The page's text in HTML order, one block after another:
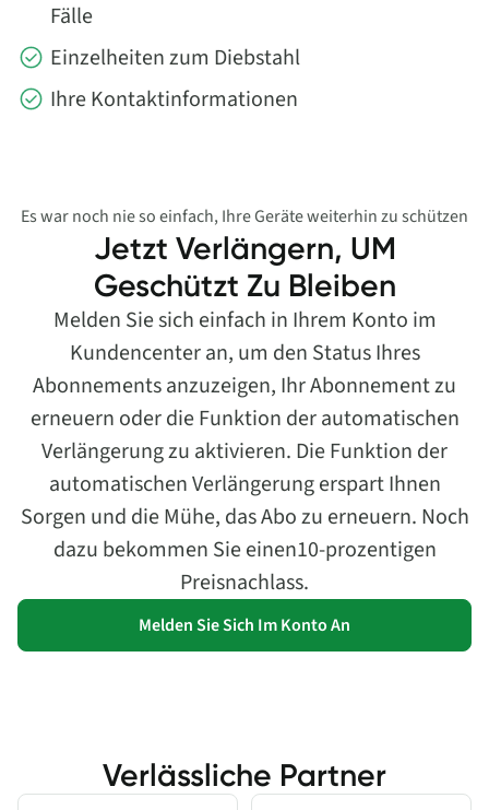
Fälle
Einzelheiten zum Diebstahl
Ihre Kontaktinformationen
Jetzt Verlängern, UM
Geschützt Zu Bleiben
Es war noch nie so einfach, Ihre Geräte weiterhin zu schützen
Melden Sie sich einfach in Ihrem Konto im
Kundencenter an, um den Status Ihres
Abonnements anzuzeigen, Ihr Abonnement zu
erneuern oder die Funktion der automatischen
Verlängerung zu aktivieren. Die Funktion der
automatischen Verlängerung erspart Ihnen
Sorgen und die Mühe, das Abo zu erneuern. Noch
dazu bekommen Sie einen10-prozentigen
Preisnachlass.
Melden Sie Sich Im Konto An
Verlässliche Partner